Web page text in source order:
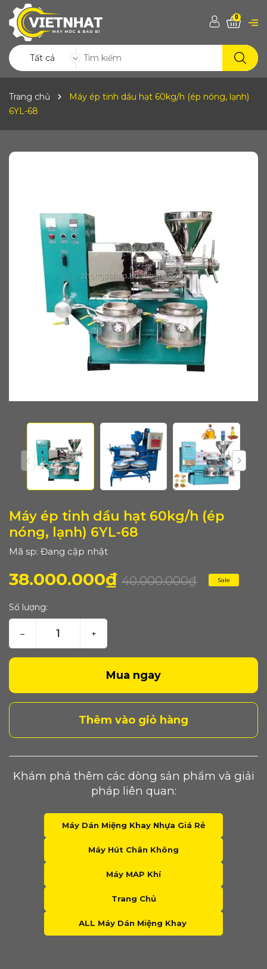
Tất cả
0
Trang chủ
Máy ép tinh dầu hạt 60kg/h (ép nóng, lạnh)
6YL-68
Máy ép tinh dầu hạt 60kg/h (ép
nóng, lạnh) 6YL-68
Mã sp: Đang cập nhật
38.000.000₫ 40.000.000₫ Sale
Số lượng:
– +
Mua ngay
Thêm vào giỏ hàng
Khám phá thêm các dòng sản phẩm và giải
pháp liên quan:
Máy Dán Miệng Khay Nhựa Giá Rẻ
Máy Hút Chân Không
Máy MAP Khí
Trang Chủ
ALL Máy Dán Miệng Khay